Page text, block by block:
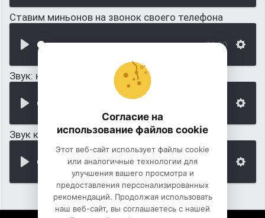
Ставим миньонов на звонок своего телефона
00:00
Звук: когда летают много мух (рой, гул)
Звук когда много свиней хрюкают
Согласие на
использование файлов cookie
Этот веб-сайт использует файлы cookie
или аналогичные технологии для
улучшения вашего просмотра и
предоставления персонализированных
рекомендаций. Продолжая использовать
наш веб-сайт, вы соглашаетесь с нашей